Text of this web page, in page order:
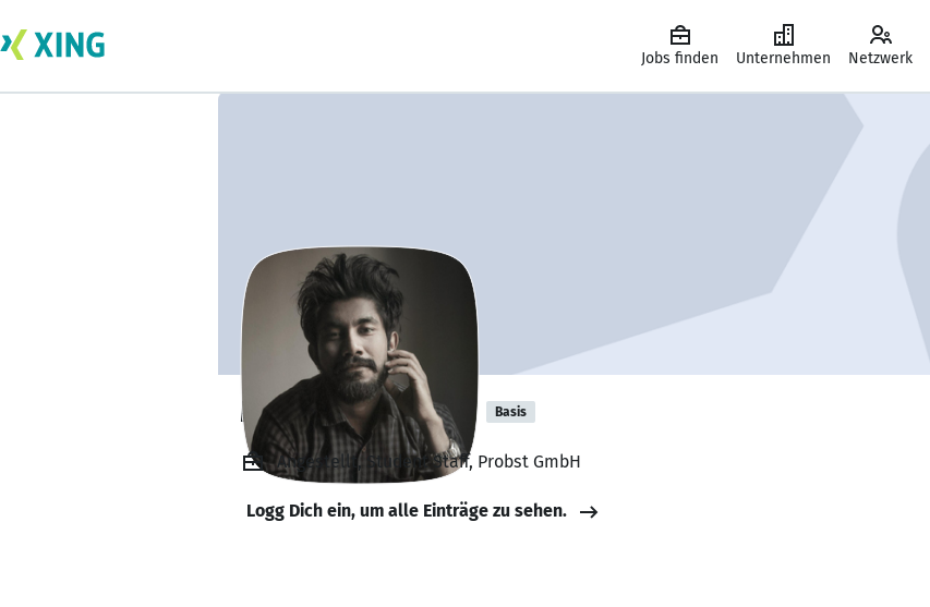
Jobs finden Unternehmen Netzwerk
Md Neazul Hasan Basis
Angestellt, Student Staff, Probst GmbH
Logg Dich ein, um alle Einträge zu sehen.